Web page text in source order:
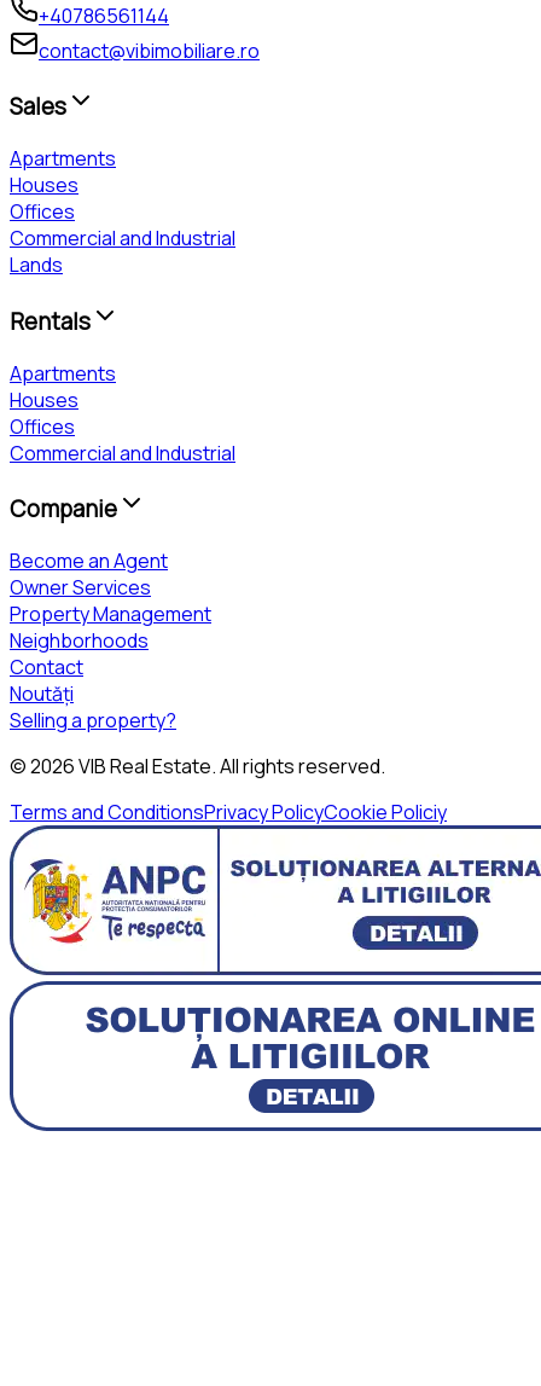
+40786561144
contact@vibimobiliare.ro
Sales
Apartments
Houses
Offices
Commercial and Industrial
Lands
Rentals
Apartments
Houses
Offices
Commercial and Industrial
Companie
Become an Agent
Owner Services
Property Management
Neighborhoods
Contact
Noutăți
Selling a property?
©2026VIB Real Estate. All rights reserved.
Terms and ConditionsPrivacy PolicyCookie Policiy